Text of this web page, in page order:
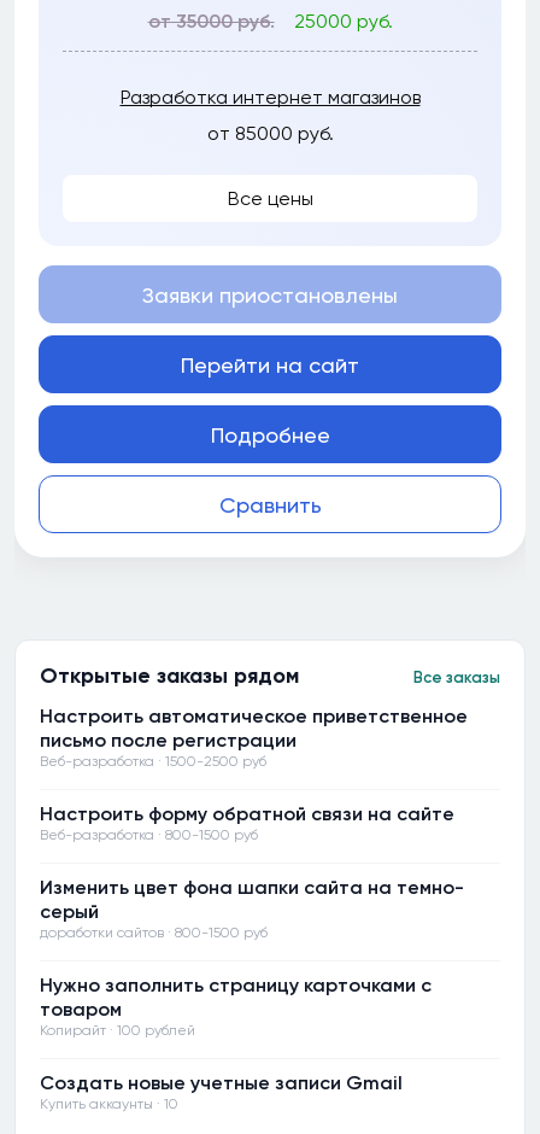
от 35000 руб.
25000 руб.
Разработка интернет магазинов
от 85000 руб.
Все цены
Сравнить
Заявки приостановлены
Перейти на сайт
Подробнее
Открытые заказы рядом Все заказы
Настроить автоматическое приветственное
письмо после регистрации
Веб-разработка · 1500-2500 руб
Настроить форму обратной связи на сайте
Веб-разработка · 800-1500 руб
Изменить цвет фона шапки сайта на темно-
серый
доработки сайтов · 800-1500 руб
Нужно заполнить страницу карточками с
товаром
Копирайт · 100 рублей
Создать новые учетные записи Gmail
Купить аккаунты · 10